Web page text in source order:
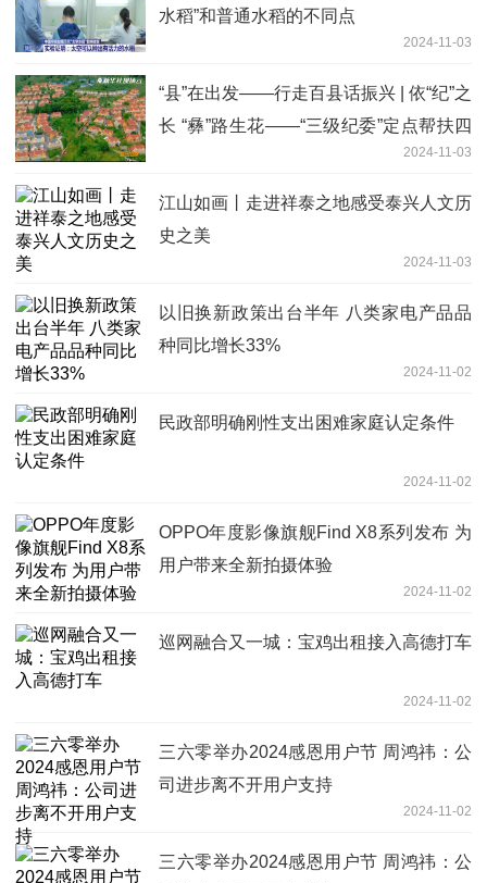
水稻”和普通水稻的不同点
2024-11-03
“县”在出发——行走百县话振兴 | 依“纪”之
长 “彝”路生花——“三级纪委”定点帮扶四
2024-11-03
江山如画丨走进祥泰之地感受泰兴人文历
史之美
2024-11-03
以旧换新政策出台半年 八类家电产品品
种同比增长33%
2024-11-02
民政部明确刚性支出困难家庭认定条件
2024-11-02
OPPO年度影像旗舰Find X8系列发布 为
用户带来全新拍摄体验
2024-11-02
巡网融合又一城：宝鸡出租接入高德打车
2024-11-02
三六零举办2024感恩用户节 周鸿祎：公
司进步离不开用户支持
2024-11-02
三六零举办2024感恩用户节 周鸿祎：公